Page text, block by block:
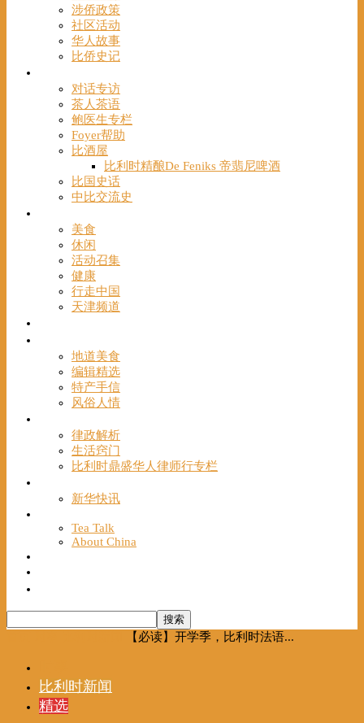
涉侨政策
社区活动
华人故事
比侨史记
对话专访
茶人茶语
鲍医生专栏
Foyer帮助
比酒屋
比利时精酿De Feniks 帝翡尼啤酒
比国史话
中比交流史
美食
休闲
活动召集
健康
行走中国
天津频道
地道美食
编辑精选
特产手信
风俗人情
律政解析
生活窍门
比利时鼎盛华人律师行专栏
新华快讯
Tea Talk
About China
【必读】开学季，比利时法语...
比利时新闻
精选